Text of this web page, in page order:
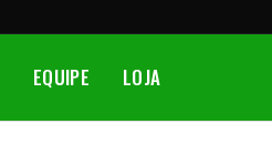
EQUIPE LOJA